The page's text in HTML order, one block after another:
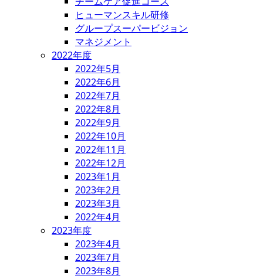
ヒューマンスキル研修
グループスーパービジョン
マネジメント
2022年度
2022年5月
2022年6月
2022年7月
2022年8月
2022年9月
2022年10月
2022年11月
2022年12月
2023年1月
2023年2月
2023年3月
2022年4月
2023年度
2023年4月
2023年7月
2023年8月